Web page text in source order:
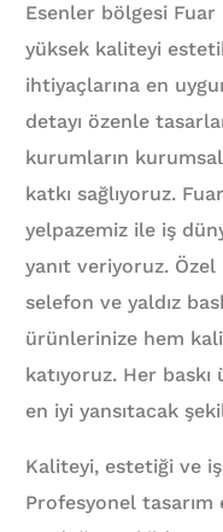
Esenler bölgesi
yüksek kaliteyi
ihtiyaçlarına en
detayı özenle
kurumların
katkı sağlıyoruz.
yelpazemiz ile iş
yanıt veriyoruz.
selefon ve yaldız
ürünlerinize hem
katıyoruz. Her
en iyi yansıtacak
Kaliteyi, estetiği ve
Profesyonel